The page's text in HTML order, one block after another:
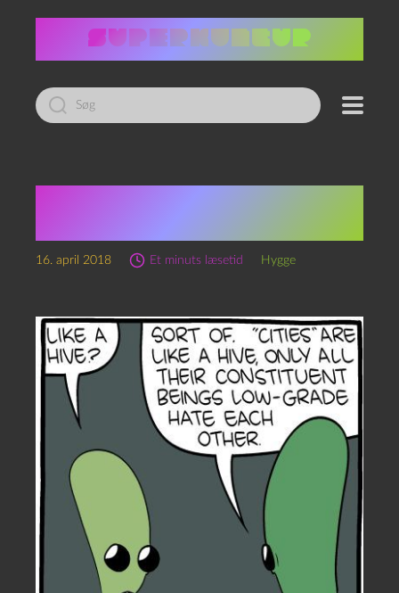
Led
efter:
16. april 2018 Et minuts læsetid Hygge